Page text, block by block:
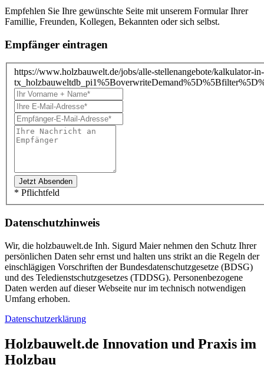
Empfehlen Sie Ihre gewünschte Seite mit unserem Formular Ihrer
Famillie, Freunden, Kollegen, Bekannten oder sich selbst.
Empfänger eintragen
https://www.holzbauwelt.de/jobs/alle-stellenangebote/kalkulator-
* Pflichtfeld
Datenschutzhinweis
Wir, die holzbauwelt.de Inh. Sigurd Maier nehmen den Schutz Ihrer
persönlichen Daten sehr ernst und halten uns strikt an die Regeln der
einschlägigen Vorschriften der Bundesdatenschutzgesetze (BDSG)
und des Teledienstschutzgesetzes (TDDSG). Personenbezogene
Daten werden auf dieser Webseite nur im technisch notwendigen
Umfang erhoben.
Datenschutzerklärung
Holzbauwelt.de Innovation und Praxis im
Holzbau